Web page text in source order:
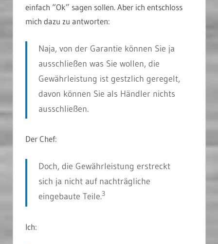
einfach “Ok” sagen sollen. Aber ich entschloss
mich dazu zu antworten:
Naja, von der Garantie können Sie ja
ausschließen was Sie wollen, die
Gewährleistung ist gestzlich geregelt,
davon können Sie als Händler nichts
ausschließen.
Der Chef:
Doch, die Gewährleistung erstreckt
sich ja nicht auf nachträgliche
eingebaute Teile.3
Ich: